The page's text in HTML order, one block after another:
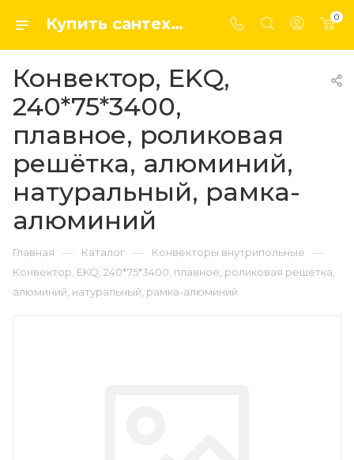
Купить сантехнику, системы отопление и водоснабжения оптом и в розницу в интернет-магазине elsen-opt.ru 0
Конвектор, EKQ,
240*75*3400,
плавное, роликовая
решётка, алюминий,
натуральный, рамка-
алюминий
Главная — Каталог — Конвекторы внутрипольные —
Конвектор, EKQ, 240*75*3400, плавное, роликовая решётка,
алюминий, натуральный, рамка-алюминий